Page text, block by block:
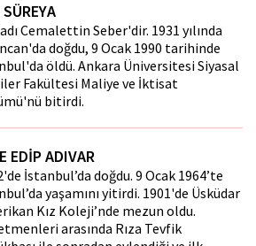
Cemalettin Seber'dir. 1931 yılında
doğdu, 9 Ocak 1990 tarihinde
öldü. Ankara Üniversitesi Siyasal
Fakültesi Maliye ve İktisat
bitirdi.
EDİP ADIVAR
İstanbul’da doğdu. 9 Ocak 1964’te
yaşamını yitirdi. 1901'de Üsküdar
Kız Koleji’nde mezun oldu.
arasında Rıza Tevfik